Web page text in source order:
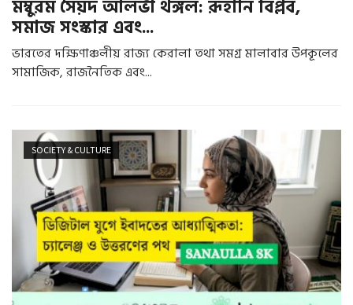
মম্বুরম সৈয়দ আলভী থঙ্গল: রূহানি বিপ্লব,
সমাজ সংস্কার এবং...
ভারতের দক্ষিণাঞ্চলীয় রাজ্য কেরালা তথা সমগ্র মালাবার উপকূলের
সামাজিক, রাজনৈতিক এবং...
SOCIETY & CULTURE